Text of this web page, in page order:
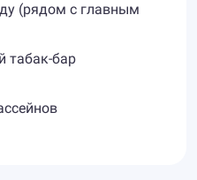
(рядом с главным
табак-бар